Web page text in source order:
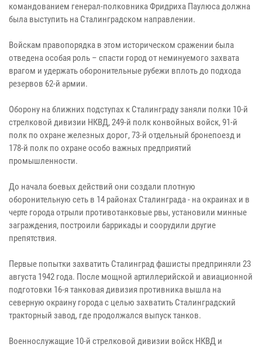
командованием генерал-полковника Фридриха Паулюса должна
была выступить на Сталинградском направлении.
Войскам правопорядка в этом историческом сражении была
отведена особая роль – спасти город от неминуемого захвата
врагом и удержать оборонительные рубежи вплоть до подхода
резервов 62-й армии.
Оборону на ближних подступах к Сталинграду заняли полки 10-й
стрелковой дивизии НКВД, 249-й полк конвойных войск, 91-й
полк по охране железных дорог, 73-й отдельный бронепоезд и
178-й полк по охране особо важных предприятий
промышленности.
До начала боевых действий они создали плотную
оборонительную сеть в 14 районах Сталинграда - на окраинах и в
черте города отрыли противотанковые рвы, установили минные
заграждения, построили баррикады и соорудили другие
препятствия.
Первые попытки захватить Сталинград фашисты предприняли 23
августа 1942 года. После мощной артиллерийской и авиационной
подготовки 16-я танковая дивизия противника вышла на
северную окраину города с целью захватить Сталинградский
тракторный завод, где продолжался выпуск танков.
Военнослужащие 10-й стрелковой дивизии войск НКВД и